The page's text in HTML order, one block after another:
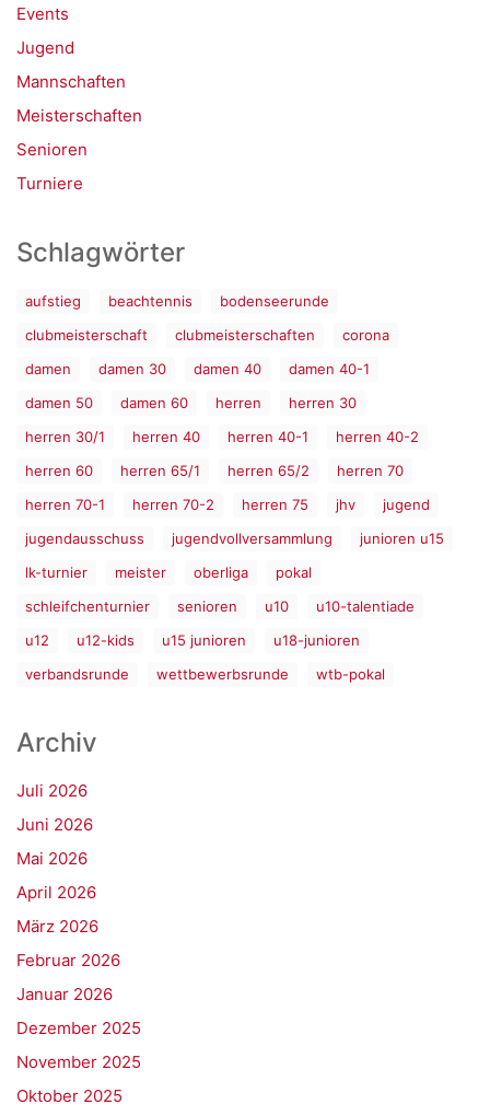
Events
Jugend
Mannschaften
Meisterschaften
Senioren
Turniere
Schlagwörter
aufstieg beachtennis
bodenseerunde
clubmeisterschaft
clubmeisterschaften
corona
damen
damen 30 damen 40
damen 40-1
damen 50
damen 60 herren
herren 30
herren 30/1
herren 40 herren 40-1
herren 40-2
herren 60
herren 65/1 herren 65/2
herren 70
herren 70-1
herren 70-2 herren 75 jhv
jugend
jugendausschuss
jugendvollversammlung
junioren u15
lk-turnier
meister oberliga
pokal
schleifchenturnier
senioren u10
u10-talentiade
u12
u12-kids u15 junioren
u18-junioren
verbandsrunde
wettbewerbsrunde wtb-pokal
Archiv
Juli 2026
Juni 2026
Mai 2026
April 2026
März 2026
Februar 2026
Januar 2026
Dezember 2025
November 2025
Oktober 2025